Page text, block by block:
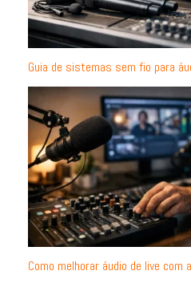
Guia de sistemas sem fio para
Como melhorar áudio de live